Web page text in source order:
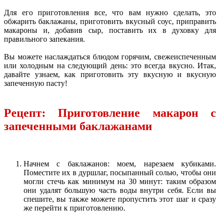
Для его приготовления все, что вам нужно сделать, это
обжарить баклажаны, приготовить вкусный соус, приправить
макароны и, добавив сыр, поставить их в духовку для
правильного запекания.
Вы можете наслаждаться блюдом горячим, свежеиспеченным
или холодным на следующий день: это всегда вкусно. Итак,
давайте узнаем, как приготовить эту вкусную и вкусную
запеченную пасту!
Рецепт: Приготовление макарон с
запеченными баклажанами
Начнем с баклажанов: моем, нарезаем кубиками.
Поместите их в дуршлаг, посыпанный солью, чтобы они
могли стечь как минимум на 30 минут: таким образом
они удалят большую часть воды внутри себя. Если вы
спешите, вы также можете пропустить этот шаг и сразу
же перейти к приготовлению.